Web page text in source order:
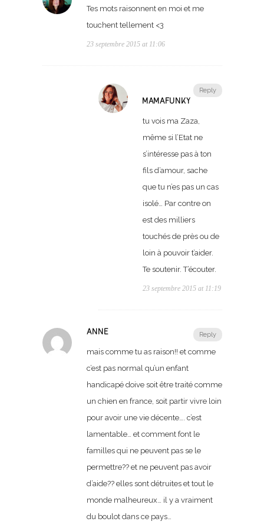
Tes mots raisonnent en moi et me
touchent tellement <3
23 septembre 2015 at 11:06
Reply
MAMAFUNKY
tu vois ma Zaza,
même si l’Etat ne
s’intéresse pas à ton
fils d’amour, sache
que tu n’es pas un cas
isolé… Par contre on
est des milliers
touchés de près ou de
loin à pouvoir t’aider.
Te soutenir. T’écouter.
23 septembre 2015 at 11:19
Reply
ANNE
mais comme tu as raison!! et comme
c’est pas normal qu’un enfant
handicapé doive soit être traité comme
un chien en france, soit partir vivre loin
pour avoir une vie décente…. c’est
lamentable… et comment font le
familles qui ne peuvent pas se le
permettre?? et ne peuvent pas avoir
d’aide?? elles sont détruites et tout le
monde malheureux… il y a vraiment
du boulot dans ce pays…